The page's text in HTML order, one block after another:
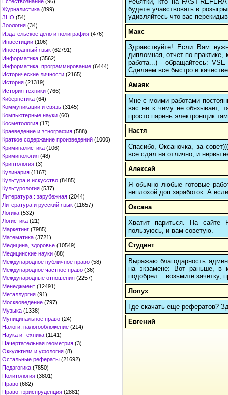
Журналистика (899)
ЗНО (54)
Зоология (34)
Издательское дело и полиграфия (476)
Инвестиции (106)
Иностранный язык (62791)
Информатика (3562)
Информатика, программирование (6444)
Исторические личности (2165)
История (21319)
История техники (766)
Кибернетика (64)
Коммуникации и связь (3145)
Компьютерные науки (60)
Косметология (17)
Краеведение и этнография (588)
Краткое содержание произведений (1000)
Криминалистика (106)
Криминология (48)
Криптология (3)
Кулинария (1167)
Культура и искусство (8485)
Культурология (537)
Литература : зарубежная (2044)
Литература и русский язык (11657)
Логика (532)
Логистика (21)
Маркетинг (7985)
Математика (3721)
Медицина, здоровье (10549)
Медицинские науки (88)
Международное публичное право (58)
Международное частное право (36)
Международные отношения (2257)
Менеджмент (12491)
Металлургия (91)
Москвоведение (797)
Музыка (1338)
Муниципальное право (24)
Налоги, налогообложение (214)
Наука и техника (1141)
Начертательная геометрия (3)
Оккультизм и уфология (8)
Остальные рефераты (21692)
Педагогика (7850)
Политология (3801)
Право (682)
Право, юриспруденция (2881)
будете учавствовать в
удивляйтесь что вас
Макс
Здравствуйте! Если Вам
дипломная, отчет по
работа...) - обращайтесь:
Сделаем все быстро и
Амаяк
Мне с моими работами
вас ни к чему не обязывает,
просто парень электронщик
Настя
Спасибо, Оксаночка, за
все сдал на отлично, и нервы
Алексей
Я обычно любые готовые
неплохой доп.заработок. А
Оксана
Хватит париться. На
пользуюсь, и вам советую.
Студент
Выражаю благодарность
на экзамене: Вот раньше, в
подобрел... возьмите зачетку,
Лопух
Где скачать еще рефератов?
Евгений